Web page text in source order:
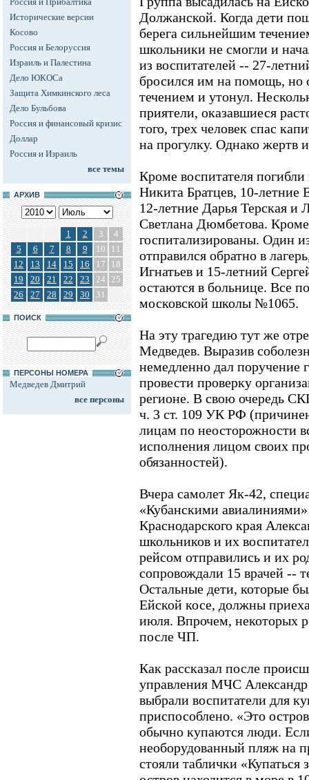
Исторические версии
Косово
Россия и Белоруссия
Израиль и Палестина
Дело ЮКОСа
Защита Химкинского леса
Дело Бульбова
Россия и финансовый кризис
Доллар
Россия и Израиль
все темы
АРХИВ
1 2 3
4
5
6 7 8 9 10
11
12
13 14 15 16 17
18
19
20 21 22 23 24 25
26
27 28 29 30 31
ПОИСК
ПЕРСОНЫ НОМЕРА
Медведев Дмитрий
все персоны
Должанской. Когда дети
берега сильнейшим
школьники не смогли и
из воспитателей -- 27-
бросился им на помощь, но
течением и утонул.
приятели, оказавшиеся
того, трех человек спас
на прогулку. Однако жертв
Кроме воспитателя
Никита Братцев, 10-летние
12-летние Дарья Терская и
Светлана Дюмбетова.
госпитализированы. Один
отправился обратно в
Игнатьев и 15-летний
остаются в больнице. Все
московской школы №1065.
На эту трагедию тут же
Медведев. Выразив
немедленно дал
провести проверку
регионе. В свою очередь
ч. 3 ст. 109 УК РФ
лицам по неосторожности
исполнения лицом своих
обязанностей).
Вчера самолет Як-42,
«Кубанскими авиалиниями»
Краснодарского края
школьников и их
рейсом отправились и их
сопровождали 15 врачей --
Остальные дети, которые
Ейской косе, должны
июля. Впрочем, некоторых
после ЧП.
Как рассказал после
управления МЧС
выбрали воспитатели для
приспособлено. «Это
обычно купаются люди.
необорудованный пляж на
стояли таблички